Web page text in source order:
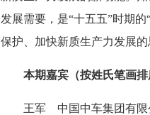
发展需要，是“十五五”时期
保护、加快新质生产力发展的
本期嘉宾（按姓氏笔画排
王军 中国中车集团有限